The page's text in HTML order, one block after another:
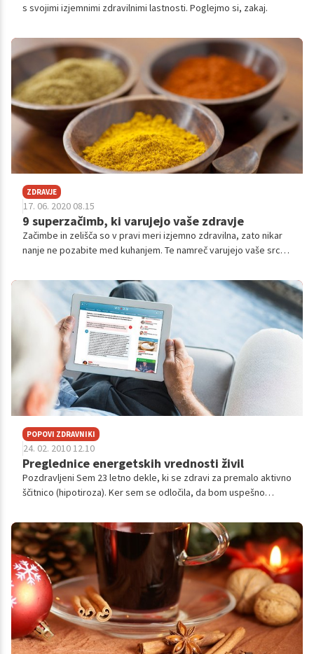
s svojimi izjemnimi zdravilnimi lastnosti. Poglejmo si, zakaj.
ZDRAVJE
17. 06. 2020 08.15
9 superzačimb, ki varujejo vaše zdravje
Začimbe in zelišča so v pravi meri izjemno zdravilna, zato nikar
nanje ne pozabite med kuhanjem. Te namreč varujejo vaše srce,
podobno. Predstavljamo vam devet superzačimb in zelišč, ki ne
izboljšajo le okusa jedi, ampak pozitivno delujejo na vaše
POPOVI ZDRAVNIKI
24. 02. 2010 12.10
Preglednice energetskih vrednosti živil
Pozdravljeni Sem 23 letno dekle, ki se zdravi za premalo aktivno
ščitnico (hipotiroza). Ker sem se odločila, da bom uspešno
kjer je na...